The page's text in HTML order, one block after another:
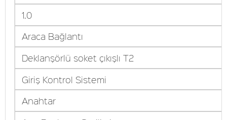
1.0
Araca Bağlantı
Deklanşörlü soket çıkışlı T2
Giriş Kontrol Sistemi
Anahtar